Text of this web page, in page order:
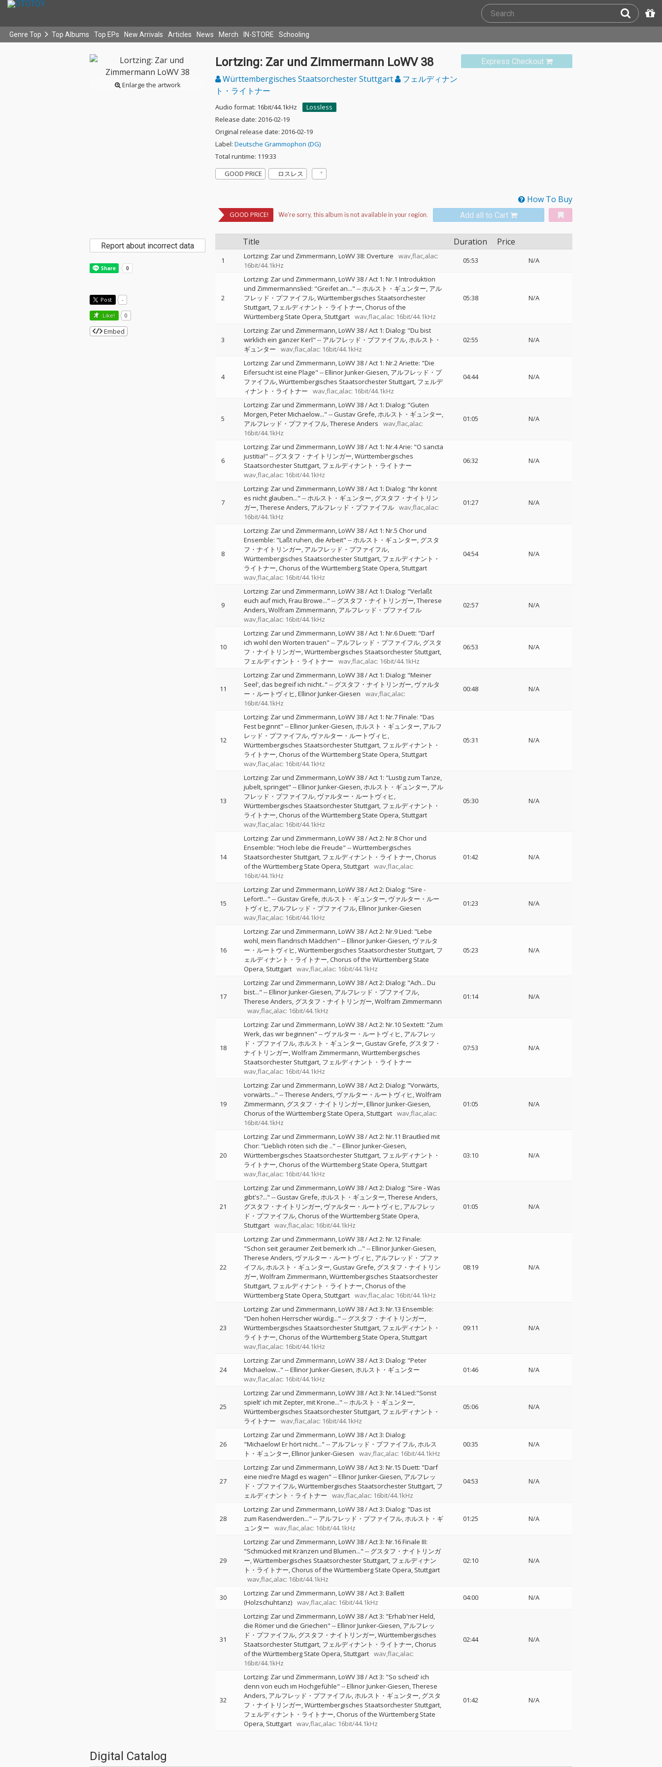
Genre Top Top Albums Top EPs New Arrivals Articles News Merch IN-STORE Schooling
Enlarge the artwork
Express Checkout
Lortzing: Zar und Zimmermann LoWV 38
Württembergisches Staatsorchester Stuttgart
フェルディナン
ト・ライトナー
Audio format: 16bit/44.1kHz
Lossless
Release date: 2016-02-19
Original release date: 2016-02-19
Label: Deutsche Grammophon (DG)
Total runtime: 119:33
GOOD PRICE
ロスレス
How To Buy
GOOD PRICE! Add all to Cart
Title Duration Price
1 Lortzing: Zar und Zimmermann, LoWV 38: Overture
wav,flac,alac:
16bit/44.1kHz
05:53 N/A
2
Lortzing: Zar und Zimmermann, LoWV 38 / Act 1: Nr.1 Introduktion
und Zimmermannslied: "Greifet an..." --ホルスト・ギュンター アル
フレッド・プファイフル Württembergisches Staatsorchester
Stuttgart フェルディナント・ライトナー Chorus of the
Württemberg State Opera, Stuttgart wav,flac,alac: 16bit/44.1kHz
05:38 N/A
3
Lortzing: Zar und Zimmermann, LoWV 38 / Act 1: Dialog: "Du bist
wirklich ein ganzer Kerl" -- アルフレッド・プファイフル ホルスト・
ギュンター
wav,flac,alac: 16bit/44.1kHz
02:55 N/A
4
Lortzing: Zar und Zimmermann, LoWV 38 / Act 1: Nr.2 Ariette: "Die
Eifersucht ist eine Plage" --Ellinor Junker-Giesen アルフレッド・プ
ファイフル Württembergisches Staatsorchester Stuttgart フェルデ
ィナント・ライトナー
wav,flac,alac: 16bit/44.1kHz
04:44 N/A
5
Lortzing: Zar und Zimmermann, LoWV 38 / Act 1: Dialog: "Guten
Morgen, Peter Michaelow..." --Gustav Grefe ホルスト・ギュンター
アルフレッド・プファイフル Therese Anders
wav,flac,alac:
16bit/44.1kHz
01:05 N/A
6
Lortzing: Zar und Zimmermann, LoWV 38 / Act 1: Nr.4 Arie: "O sancta
justitia!" -- グスタフ・ナイトリンガー Württembergisches
Staatsorchester Stuttgart フェルディナント・ライトナー
wav,flac,alac: 16bit/44.1kHz
06:32 N/A
7
Lortzing: Zar und Zimmermann, LoWV 38 / Act 1: Dialog: "Ihr könnt
es nicht glauben..." --ホルスト・ギュンター グスタフ・ナイトリン
ガー Therese Anders アルフレッド・プファイフル wav,flac,alac:
16bit/44.1kHz
01:27 N/A
8
Lortzing: Zar und Zimmermann, LoWV 38 / Act 1: Nr.5 Chor und
Ensemble: "Laßt ruhen, die Arbeit" --ホルスト・ギュンター グスタ
フ・ナイトリンガー アルフレッド・プファイフル
Württembergisches Staatsorchester Stuttgart フェルディナント・
ライトナー Chorus of the Württemberg State Opera, Stuttgart
wav,flac,alac: 16bit/44.1kHz
04:54 N/A
9
Lortzing: Zar und Zimmermann, LoWV 38 / Act 1: Dialog: "Verlaßt
euch auf mich, Frau Browe..." -- グスタフ・ナイトリンガー Therese
Anders Wolfram Zimmermann アルフレッド・プファイフル
wav,flac,alac: 16bit/44.1kHz
02:57 N/A
10
Lortzing: Zar und Zimmermann, LoWV 38 / Act 1: Nr.6 Duett: "Darf
ich wohl den Worten trauen" -- アルフレッド・プファイフル グスタ
フ・ナイトリンガー Württembergisches Staatsorchester Stuttgart
フェルディナント・ライトナー
wav,flac,alac: 16bit/44.1kHz
06:53 N/A
11
Lortzing: Zar und Zimmermann, LoWV 38 / Act 1: Dialog: "Meiner
Seel', das begreif ich nicht.." -- グスタフ・ナイトリンガー ヴァルタ
ー・ルートヴィヒ Ellinor Junker-Giesen
wav,flac,alac:
16bit/44.1kHz
00:48 N/A
12
Lortzing: Zar und Zimmermann, LoWV 38 / Act 1: Nr.7 Finale: "Das
Fest beginnt" --Ellinor Junker-Giesen ホルスト・ギュンター アルフ
レッド・プファイフル ヴァルター・ルートヴィヒ
Württembergisches Staatsorchester Stuttgart フェルディナント・
ライトナー Chorus of the Württemberg State Opera, Stuttgart
wav,flac,alac: 16bit/44.1kHz
05:31 N/A
13
Lortzing: Zar und Zimmermann, LoWV 38 / Act 1: "Lustig zum Tanze,
jubelt, springet" --Ellinor Junker-Giesen ホルスト・ギュンター アル
フレッド・プファイフル ヴァルター・ルートヴィヒ
Württembergisches Staatsorchester Stuttgart フェルディナント・
ライトナー Chorus of the Württemberg State Opera, Stuttgart
wav,flac,alac: 16bit/44.1kHz
05:30 N/A
14
Lortzing: Zar und Zimmermann, LoWV 38 / Act 2: Nr.8 Chor und
Ensemble: "Hoch lebe die Freude" --Württembergisches
Staatsorchester Stuttgart フェルディナント・ライトナー Chorus
of the Württemberg State Opera, Stuttgart wav,flac,alac:
16bit/44.1kHz
01:42 N/A
15
Lortzing: Zar und Zimmermann, LoWV 38 / Act 2: Dialog: "Sire -
Lefort!..." --Gustav Grefe ホルスト・ギュンター ヴァルター・ルー
トヴィヒ アルフレッド・プファイフル Ellinor Junker-Giesen
wav,flac,alac: 16bit/44.1kHz
01:23 N/A
16
Lortzing: Zar und Zimmermann, LoWV 38 / Act 2: Nr.9 Lied: "Lebe
wohl, mein flandrisch Mädchen" --Ellinor Junker-Giesen ヴァルタ
ー・ルートヴィヒ Württembergisches Staatsorchester Stuttgart フ
ェルディナント・ライトナー Chorus of the Württemberg State
Opera, Stuttgart wav,flac,alac: 16bit/44.1kHz
05:23 N/A
17
Lortzing: Zar und Zimmermann, LoWV 38 / Act 2: Dialog: "Ach... Du
bist..." --Ellinor Junker-Giesen アルフレッド・プファイフル
Therese Anders グスタフ・ナイトリンガー Wolfram Zimmermann
wav,flac,alac: 16bit/44.1kHz
01:14 N/A
18
Lortzing: Zar und Zimmermann, LoWV 38 / Act 2: Nr.10 Sextett: "Zum
Werk, das wir beginnen" -- ヴァルター・ルートヴィヒ アルフレッ
ド・プファイフル ホルスト・ギュンター Gustav Grefe グスタフ・
ナイトリンガー Wolfram Zimmermann Württembergisches
Staatsorchester Stuttgart フェルディナント・ライトナー
wav,flac,alac: 16bit/44.1kHz
07:53 N/A
19
Lortzing: Zar und Zimmermann, LoWV 38 / Act 2: Dialog: "Vorwärts,
vorwärts..." --Therese Anders ヴァルター・ルートヴィヒ Wolfram
Zimmermann グスタフ・ナイトリンガー Ellinor Junker-Giesen
Chorus of the Württemberg State Opera, Stuttgart wav,flac,alac:
16bit/44.1kHz
01:05 N/A
20
Lortzing: Zar und Zimmermann, LoWV 38 / Act 2: Nr.11 Brautlied mit
Chor: "Lieblich röten sich die .." --Ellinor Junker-Giesen
Württembergisches Staatsorchester Stuttgart フェルディナント・
ライトナー Chorus of the Württemberg State Opera, Stuttgart
wav,flac,alac: 16bit/44.1kHz
03:10 N/A
21
Lortzing: Zar und Zimmermann, LoWV 38 / Act 2: Dialog: "Sire - Was
gibt's?..." --Gustav Grefe ホルスト・ギュンター Therese Anders
グスタフ・ナイトリンガー ヴァルター・ルートヴィヒ アルフレッ
ド・プファイフル Chorus of the Württemberg State Opera,
Stuttgart wav,flac,alac: 16bit/44.1kHz
01:05 N/A
22
Lortzing: Zar und Zimmermann, LoWV 38 / Act 2: Nr.12 Finale:
"Schon seit geraumer Zeit bemerk ich ..." --Ellinor Junker-Giesen
Therese Anders ヴァルター・ルートヴィヒ アルフレッド・プファ
イフル ホルスト・ギュンター Gustav Grefe グスタフ・ナイトリン
ガー Wolfram Zimmermann Württembergisches Staatsorchester
Stuttgart フェルディナント・ライトナー Chorus of the
Württemberg State Opera, Stuttgart wav,flac,alac: 16bit/44.1kHz
08:19 N/A
23
Lortzing: Zar und Zimmermann, LoWV 38 / Act 3: Nr.13 Ensemble:
"Den hohen Herrscher würdig..." -- グスタフ・ナイトリンガー
Württembergisches Staatsorchester Stuttgart フェルディナント・
ライトナー Chorus of the Württemberg State Opera, Stuttgart
wav,flac,alac: 16bit/44.1kHz
09:11 N/A
24
Lortzing: Zar und Zimmermann, LoWV 38 / Act 3: Dialog: "Peter
Michaelow..." --Ellinor Junker-Giesen ホルスト・ギュンター
wav,flac,alac: 16bit/44.1kHz
01:46 N/A
25
Lortzing: Zar und Zimmermann, LoWV 38 / Act 3: Nr.14 Lied:"Sonst
spielt' ich mit Zepter, mit Krone..." --ホルスト・ギュンター
Württembergisches Staatsorchester Stuttgart フェルディナント・
ライトナー
wav,flac,alac: 16bit/44.1kHz
05:06 N/A
26
Lortzing: Zar und Zimmermann, LoWV 38 / Act 3: Dialog:
"Michaelow! Er hört nicht..." -- アルフレッド・プファイフル ホルス
ト・ギュンター Ellinor Junker-Giesen wav,flac,alac: 16bit/44.1kHz
00:35 N/A
27
Lortzing: Zar und Zimmermann, LoWV 38 / Act 3: Nr.15 Duett: "Darf
eine nied're Magd es wagen" --Ellinor Junker-Giesen アルフレッ
ド・プファイフル Württembergisches Staatsorchester Stuttgart フ
ェルディナント・ライトナー
wav,flac,alac: 16bit/44.1kHz
04:53 N/A
28
Lortzing: Zar und Zimmermann, LoWV 38 / Act 3: Dialog: "Das ist
zum Rasendwerden..." -- アルフレッド・プファイフル ホルスト・ギ
ュンター
wav,flac,alac: 16bit/44.1kHz
01:25 N/A
29
Lortzing: Zar und Zimmermann, LoWV 38 / Act 3: Nr.16 Finale III:
"Schmücked mit Kränzen und Blumen..." -- グスタフ・ナイトリンガ
ー Württembergisches Staatsorchester Stuttgart フェルディナン
ト・ライトナー Chorus of the Württemberg State Opera, Stuttgart
wav,flac,alac: 16bit/44.1kHz
02:10 N/A
30
Lortzing: Zar und Zimmermann, LoWV 38 / Act 3: Ballett
(Holzschuhtanz) wav,flac,alac: 16bit/44.1kHz
04:00 N/A
31
Lortzing: Zar und Zimmermann, LoWV 38 / Act 3: "Erhab'ner Held,
die Römer und die Griechen" --Ellinor Junker-Giesen アルフレッ
ド・プファイフル グスタフ・ナイトリンガー Württembergisches
Staatsorchester Stuttgart フェルディナント・ライトナー Chorus
of the Württemberg State Opera, Stuttgart wav,flac,alac:
16bit/44.1kHz
02:44 N/A
32
Lortzing: Zar und Zimmermann, LoWV 38 / Act 3: "So scheid' ich
denn von euch im Hochgefühle" --Ellinor Junker-Giesen Therese
Anders アルフレッド・プファイフル ホルスト・ギュンター グスタ
フ・ナイトリンガー Württembergisches Staatsorchester Stuttgart
フェルディナント・ライトナー Chorus of the Württemberg State
Opera, Stuttgart wav,flac,alac: 16bit/44.1kHz
01:42 N/A
Report about incorrect data
Post -
Like! 0
Embed
Digital Catalog